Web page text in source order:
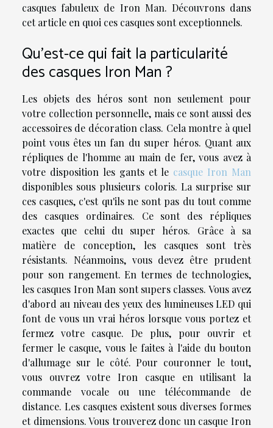
casques fabuleux de Iron Man. Découvrons dans
cet article en quoi ces casques sont exceptionnels.
Qu'est-ce qui fait la particularité
des casques Iron Man ?
Les objets des héros sont non seulement pour
votre collection personnelle, mais ce sont aussi des
accessoires de décoration class. Cela montre à quel
point vous êtes un fan du super héros. Quant aux
répliques de l'homme au main de fer, vous avez à
votre disposition les gants et le casque Iron Man
disponibles sous plusieurs coloris. La surprise sur
ces casques, c'est qu'ils ne sont pas du tout comme
des casques ordinaires. Ce sont des répliques
exactes que celui du super héros. Grâce à sa
matière de conception, les casques sont très
résistants. Néanmoins, vous devez être prudent
pour son rangement. En termes de technologies,
les casques Iron Man sont supers classes. Vous avez
d'abord au niveau des yeux des lumineuses LED qui
font de vous un vrai héros lorsque vous portez et
fermez votre casque. De plus, pour ouvrir et
fermer le casque, vous le faites à l'aide du bouton
d'allumage sur le côté. Pour couronner le tout,
vous ouvrez votre Iron casque en utilisant la
commande vocale ou une télécommande de
distance. Les casques existent sous diverses formes
et dimensions. Vous trouverez donc un casque Iron